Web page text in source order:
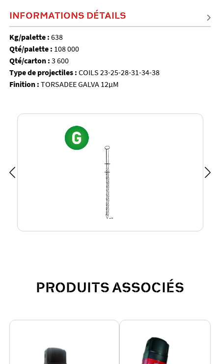
INFORMATIONS DÉTAILS
Kg/palette : 638
Qté/palette : 108 000
Qté/carton : 3 600
Type de projectiles : COILS 23-25-28-31-34-38
Finition : TORSADEE GALVA 12µM
PRODUITS ASSOCIÉS